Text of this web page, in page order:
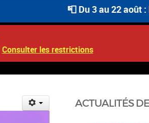
📮 Du 3 au 22 août :
Consulter les restrictions
ACTUALITÉS